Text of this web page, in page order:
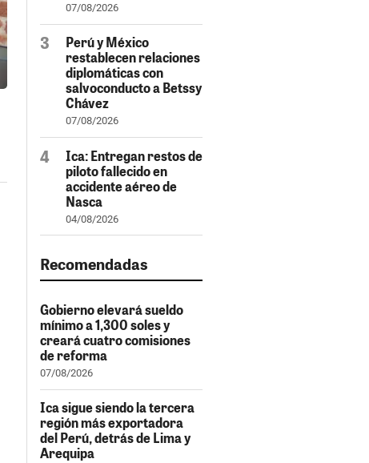
07/08/2026
Perú y México
restablecen relaciones
diplomáticas con
salvoconducto a Betssy
Chávez
07/08/2026
Ica: Entregan restos de
piloto fallecido en
accidente aéreo de
Nasca
04/08/2026
Recomendadas
Gobierno elevará sueldo
mínimo a 1,300 soles y
creará cuatro comisiones
de reforma
07/08/2026
Ica sigue siendo la tercera
región más exportadora
del Perú, detrás de Lima y
Arequipa